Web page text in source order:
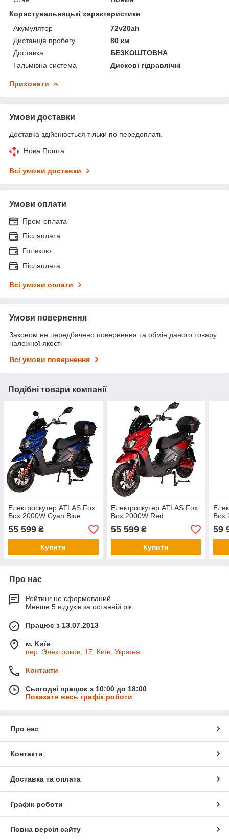
Користувальницькі характеристики
Акумулятор
72v20ah
Дистанція пробегу
80 км
Доставка
БЕЗКОШТОВНА
Гальмівна система
Дискові гідравлічні
Приховати
Умови доставки
Доставка здійснюється тільки по передоплаті.
Нова Пошта
Всі умови доставки
Умови оплати
Пром-оплата
Післяплата
Готівкою
Післяплата
Всі умови оплати
Умови повернення
Законом не передбачено повернення та обмін даного товару
належної якості
Всі умови повернення
Подібні товари компанії
Електроскутер ATLAS Fox
Box 2000W Cyan Blue
55 599 ₴
Купити
Електроскутер ATLAS Fox
Box 2000W Red
55 599₴
Купити
Box
59
Про нас
Рейтинг не сформований
Менше 5 відгуків за останній рік
Працює з 13.07.2013
м. Київ
пер. Электриков, 17, Київ, Україна
Контакти
Сьогодні працює з 10:00 до 18:00
Показати весь графік роботи
Про нас
Контакти
Доставка та оплата
Графік роботи
Повна версія сайту